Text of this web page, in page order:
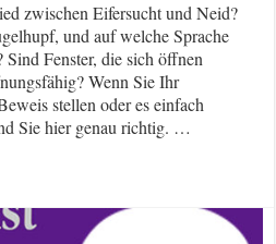
zwischen Eifersucht und Neid?
und auf welche Sprache
Fenster, die sich öffnen
Wenn Sie Ihr
stellen oder es einfach
Sie hier genau richtig. …